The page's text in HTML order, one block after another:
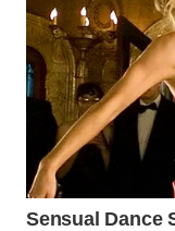
líder romano
diante do caos é
absorver essas
desenvolve a
qualquer tipo de